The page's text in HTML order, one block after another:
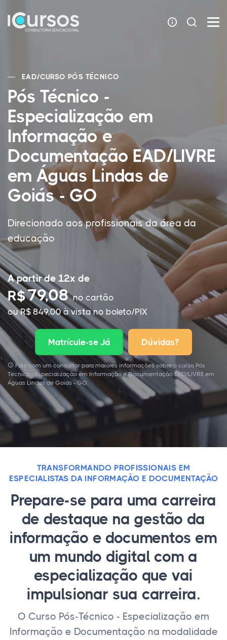
EAD/CURSO PÓS TÉCNICO
Pós Técnico -
Especialização em
Informação e
Documentação EAD/LIVRE
em Águas Lindas de
Goiás - GO
Direcionado aos profissionais da área da
educação
A partir de 12x de
R$79,08no cartão
ou R$ 849,00 à vista no boleto/PIX
Matrícule-se Já Dúvidas?
Fale com um consultor para maiores informações sobre o curso Pós
Técnico - Especialização em Informação e Documentação EAD/LIVRE em
Águas Lindas de Goiás - GO.
TRANSFORMANDO PROFISSIONAIS EM
ESPECIALISTAS DA INFORMAÇÃO E DOCUMENTAÇÃO
Prepare-se para uma carreira
de destaque na gestão da
informação e documentos em
um mundo digital com a
especialização que vai
impulsionar sua carreira.
O Curso Pós-Técnico - Especialização em
Informação e Documentação na modalidade